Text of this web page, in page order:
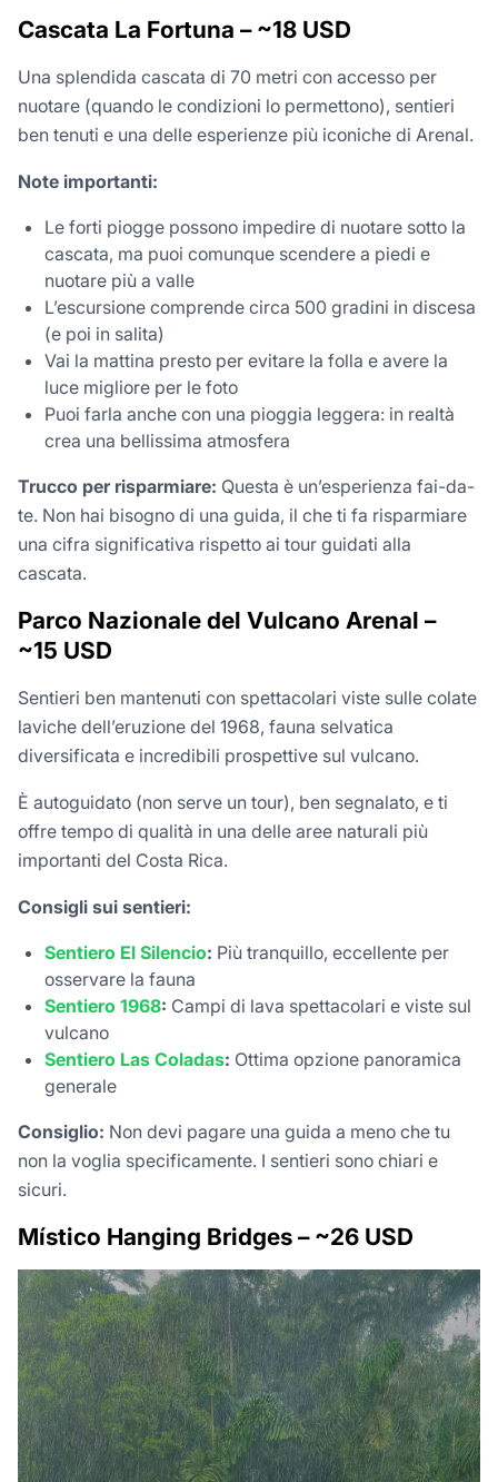
Cascata La Fortuna – ~18 USD
Una splendida cascata di 70 metri con accesso per
nuotare (quando le condizioni lo permettono), sentieri
ben tenuti e una delle esperienze più iconiche di Arenal.
Note importanti:
Le forti piogge possono impedire di nuotare sotto la
cascata, ma puoi comunque scendere a piedi e
nuotare più a valle
L’escursione comprende circa 500 gradini in discesa
(e poi in salita)
Vai la mattina presto per evitare la folla e avere la
luce migliore per le foto
Puoi farla anche con una pioggia leggera: in realtà
crea una bellissima atmosfera
Trucco per risparmiare: Questa è un’esperienza fai-da-
te. Non hai bisogno di una guida, il che ti fa risparmiare
una cifra significativa rispetto ai tour guidati alla
cascata.
Parco Nazionale del Vulcano Arenal –
~15 USD
Sentieri ben mantenuti con spettacolari viste sulle colate
laviche dell’eruzione del 1968, fauna selvatica
diversificata e incredibili prospettive sul vulcano.
È autoguidato (non serve un tour), ben segnalato, e ti
offre tempo di qualità in una delle aree naturali più
importanti del Costa Rica.
Consigli sui sentieri:
Sentiero El Silencio: Più tranquillo, eccellente per
osservare la fauna
Sentiero 1968: Campi di lava spettacolari e viste sul
vulcano
Sentiero Las Coladas: Ottima opzione panoramica
generale
Consiglio: Non devi pagare una guida a meno che tu
non la voglia specificamente. I sentieri sono chiari e
sicuri.
Místico Hanging Bridges – ~26 USD